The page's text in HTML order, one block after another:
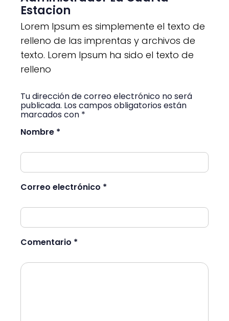
Estacion
Lorem Ipsum es simplemente el texto de
relleno de las imprentas y archivos de
texto. Lorem Ipsum ha sido el texto de
relleno
Tu dirección de correo electrónico no será
publicada. Los campos obligatorios están
marcados con *
Nombre *
Correo electrónico *
Comentario *